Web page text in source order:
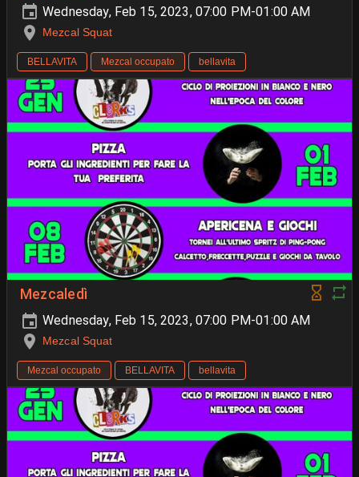
Wednesday, Feb 15, 2023, 07:00 PM-01:00 AM
Mezcal Squat
BELLAVITA Mezcal occupato bellavita
Mezcaledì
Wednesday, Feb 15, 2023, 07:00 PM-01:00 AM
Mezcal Squat
Mezcal occupato BELLAVITA bellavita